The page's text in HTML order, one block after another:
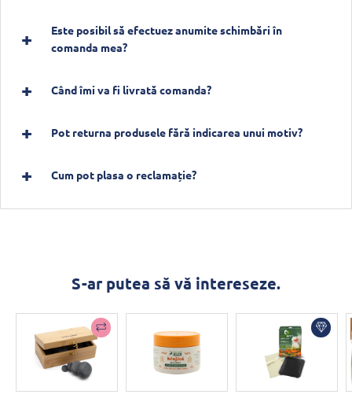
Este posibil să efectuez anumite schimbări în
comanda mea?
Când îmi va fi livrată comanda?
Pot returna produsele fără indicarea unui motiv?
Cum pot plasa o reclamație?
S-ar putea să vă intereseze.